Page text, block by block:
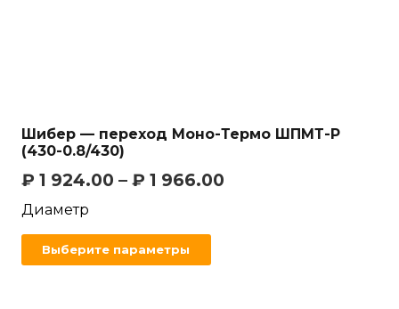
Шибер — переход Моно-Термо ШПМТ-Р
(430-0.8/430)
₽ 1 924.00 – ₽ 1 966.00
Диаметр
Выберите параметры